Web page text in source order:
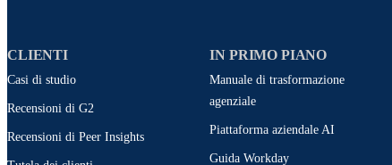
CLIENTI
Casi di studio
Recensioni di G2
Recensioni di Peer Insights
IN PRIMO PIANO
Manuale di trasformazione
agenziale
Piattaforma aziendale AI
Guida Workday